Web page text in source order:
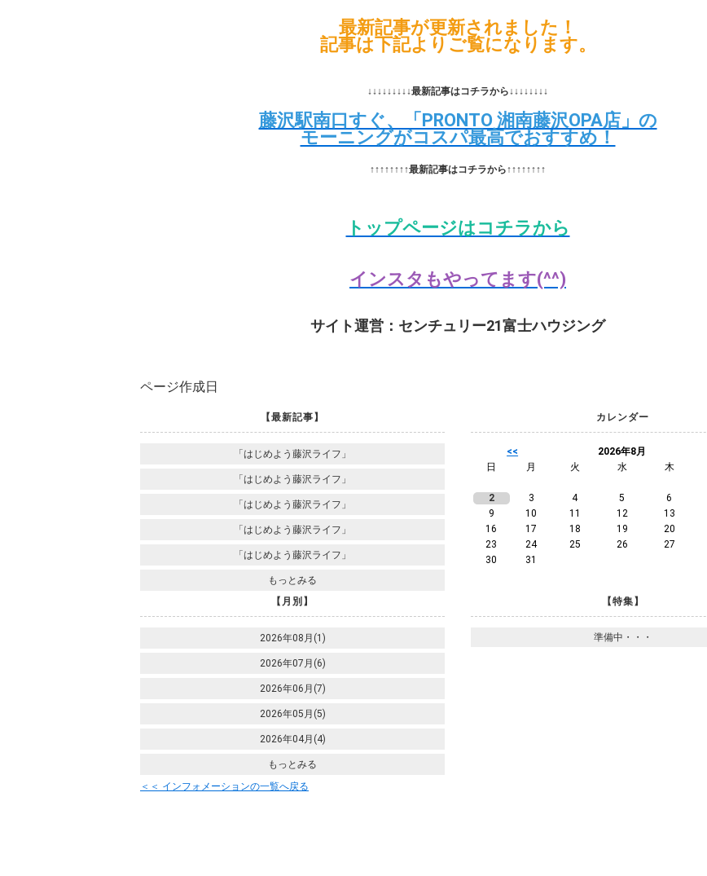
最新記事が更新されました！
記事は下記よりご覧になります。
↓↓↓↓↓↓↓↓↓最新記事はコチラから↓↓↓↓↓↓↓↓
藤沢駅南口すぐ、「PRONTO 湘南藤沢OPA店」の
モーニングがコスパ最高でおすすめ！
↑↑↑↑↑↑↑↑最新記事はコチラから↑↑↑↑↑↑↑↑
トップページはコチラから
インスタもやってます(^^)
サイト運営：センチュリー21富士ハウジング
ページ作成日
【最新記事】
「はじめよう藤沢ライフ」
「はじめよう藤沢ライフ」
「はじめよう藤沢ライフ」
「はじめよう藤沢ライフ」
「はじめよう藤沢ライフ」
もっとみる
カレンダー
<<
2026年8月
日
月 火 水 木
2
3 4 5 6
9
10 11 12 13
16
17 18 19 20
23
24 25 26 27
30
31
【月別】
2026年08月(1)
2026年07月(6)
2026年06月(7)
2026年05月(5)
2026年04月(4)
もっとみる
【特集】
準備中・・・
＜＜ インフォメーションの一覧へ戻る